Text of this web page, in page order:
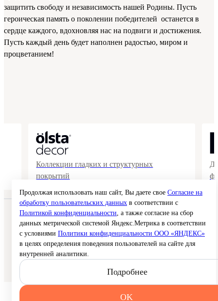
защитить свободу и независимость нашей Родины. Пусть
героическая память о поколении победителей останется в
сердце каждого, вдохновляя нас на подвиги и достижения.
Пусть каждый день будет наполнен радостью, миром и
процветанием!
Коллекции гладких и структурных
покрытий
© 2026 Interra Deco Group
Политика конфиденциальности
Согласие на обработку персональных данных
Публичная оферта
Карта сайта
Продолжая использовать наш сайт, Вы даете свое Согласие на
обработку пользовательских данных в соответствии с
Политикой конфиденциальности, а также согласие на сбор
данных метрической системой Яндекс.Метрика в соответствии
с условиями Политики конфиденциальности ООО «ЯНДЕКС»
в целях определения поведения пользователей на сайте для
внутренней аналитики.
Подробнее
OK